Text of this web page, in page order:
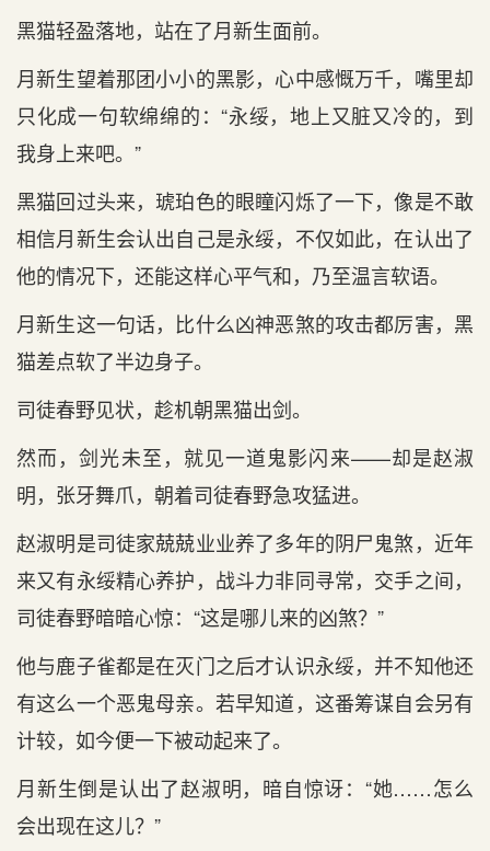
黑猫轻盈落地，站在了月新生面前。
月新生望着那团小小的黑影，心中感慨万千，嘴里却
只化成一句软绵绵的：“永绥，地上又脏又冷的，到
我身上来吧。”
黑猫回过头来，琥珀色的眼瞳闪烁了一下，像是不敢
相信月新生会认出自己是永绥，不仅如此，在认出了
他的情况下，还能这样心平气和，乃至温言软语。
月新生这一句话，比什么凶神恶煞的攻击都厉害，黑
猫差点软了半边身子。
司徒春野见状，趁机朝黑猫出剑。
然而，剑光未至，就见一道鬼影闪来——却是赵淑
明，张牙舞爪，朝着司徒春野急攻猛进。
赵淑明是司徒家兢兢业业养了多年的阴尸鬼煞，近年
来又有永绥精心养护，战斗力非同寻常，交手之间，
司徒春野暗暗心惊：“这是哪儿来的凶煞？”
他与鹿子雀都是在灭门之后才认识永绥，并不知他还
有这么一个恶鬼母亲。若早知道，这番筹谋自会另有
计较，如今便一下被动起来了。
月新生倒是认出了赵淑明，暗自惊讶：“她……怎么
会出现在这儿？”